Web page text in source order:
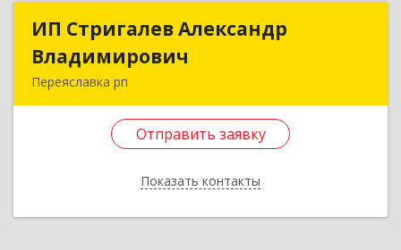
ИП Стригалев Александр
Владимирович
Переяславка рп
Отправить заявку
Показать контакты
ИП Стригалев Александр
Переяславка рп, Ленина ул, дом № 30, оф.1